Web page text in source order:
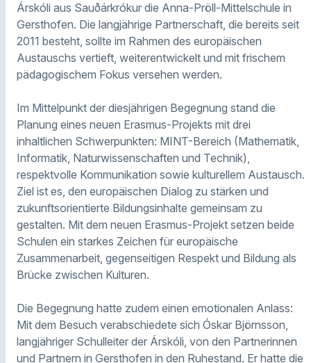
Árskóli aus Sauðárkrókur die Anna-Pröll-Mittelschule in
Gersthofen. Die langjährige Partnerschaft, die bereits seit
2011 besteht, sollte im Rahmen des europäischen
Austauschs vertieft, weiterentwickelt und mit frischem
pädagogischem Fokus versehen werden.
Im Mittelpunkt der diesjährigen Begegnung stand die
Planung eines neuen Erasmus-Projekts mit drei
inhaltlichen Schwerpunkten: MINT-Bereich (Mathematik,
Informatik, Naturwissenschaften und Technik),
respektvolle Kommunikation sowie kulturellem Austausch.
Ziel ist es, den europäischen Dialog zu stärken und
zukunftsorientierte Bildungsinhalte gemeinsam zu
gestalten. Mit dem neuen Erasmus-Projekt setzen beide
Schulen ein starkes Zeichen für europäische
Zusammenarbeit, gegenseitigen Respekt und Bildung als
Brücke zwischen Kulturen.
Die Begegnung hatte zudem einen emotionalen Anlass:
Mit dem Besuch verabschiedete sich Óskar Björnsson,
langjähriger Schulleiter der Árskóli, von den Partnerinnen
und Partnern in Gersthofen in den Ruhestand. Er hatte die